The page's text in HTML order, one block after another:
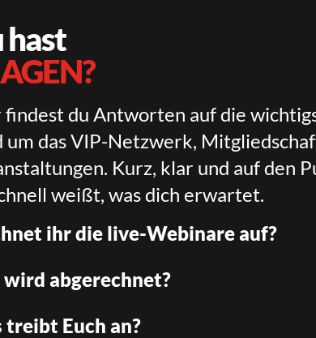
hast
findest du Antworten auf die
um das VIP-Netzwerk,
Kurz, klar und auf den
weißt, was dich erwartet.
ihr die live-Webinare auf?
abgerechnet?
treibt Euch an?